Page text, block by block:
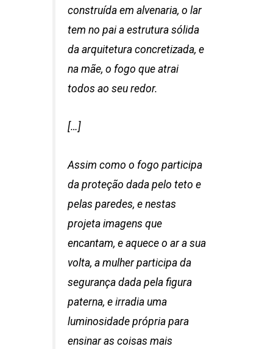
construída em alvenaria, o lar
tem no pai a estrutura sólida
da arquitetura concretizada, e
na mãe, o fogo que atrai
todos ao seu redor.
[…]
Assim como o fogo participa
da proteção dada pelo teto e
pelas paredes, e nestas
projeta imagens que
encantam, e aquece o ar a sua
volta, a mulher participa da
segurança dada pela figura
paterna, e irradia uma
luminosidade própria para
ensinar as coisas mais